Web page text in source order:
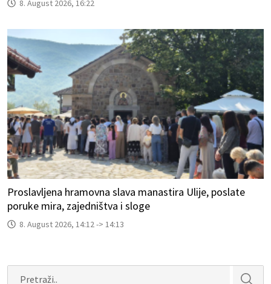
8. August 2026, 16:22
Proslavljena hramovna slava manastira Ulije, poslate
poruke mira, zajedništva i sloge
8. August 2026, 14:12 -> 14:13